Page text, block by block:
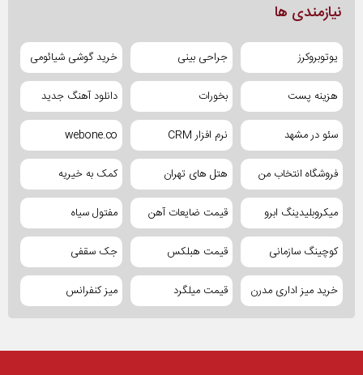
نیازمندی ها
یوتوبروکرز جراحی بینی خرید گوشی شیائومی
هزینه پست بخورات دانلود آهنگ جدید
سئو در مشهد نرم افزار CRM webone.co
فروشگاه انتخاب من هتل های تهران کمک به خیریه
میکروبلیدینگ ابرو قیمت ضایعات آهن مفتول سیاه
کوچینگ سازمانی قیمت هبلکس جک سقفی
خرید میز اداری مدرن قیمت میلگرد میز کنفرانس